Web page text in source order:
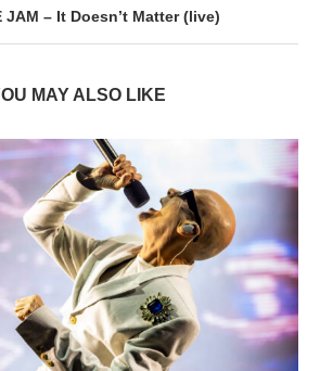
JAM – It Doesn’t Matter (live)
MAY ALSO LIKE